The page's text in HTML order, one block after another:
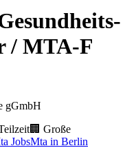
/ MTA-F
gGmbH
🏢 Große
JobsMta in Berlin